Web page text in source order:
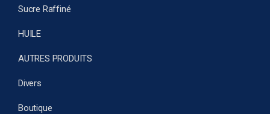
Sucre Raffiné
HUILE
AUTRES PRODUITS
Divers
Boutique